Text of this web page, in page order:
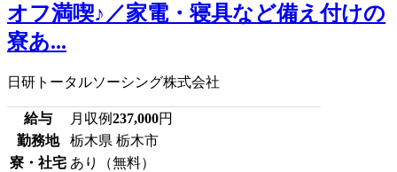
オフ満喫♪／家電・寝具など備え付けの
寮あ...
日研トータルソーシング株式会社
給与 月収例237,000円
勤務地
栃木県 栃木市
寮・社宅 あり（無料）